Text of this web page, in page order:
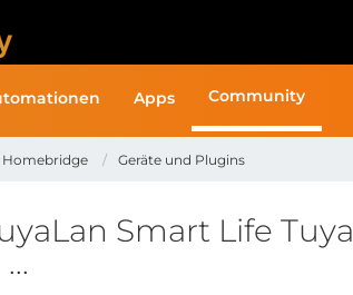
Apps Community
Homebridge Geräte und Plugins
Smart Life